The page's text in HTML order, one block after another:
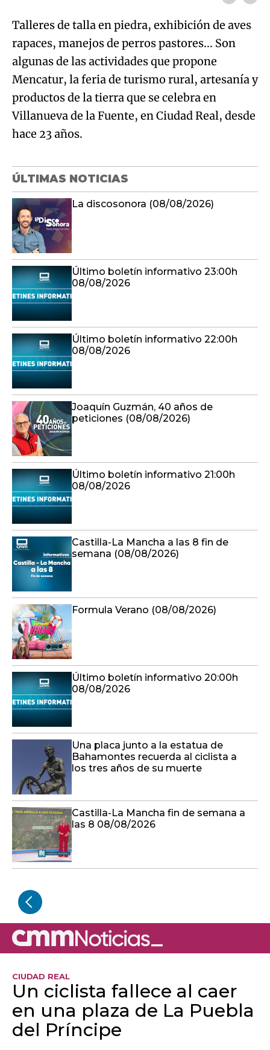
Talleres de talla en piedra, exhibición de aves
rapaces, manejos de perros pastores... Son
algunas de las actividades que propone
Mencatur, la feria de turismo rural, artesanía y
productos de la tierra que se celebra en
Villanueva de la Fuente, en Ciudad Real, desde
hace 23 años.
ÚLTIMAS NOTICIAS
La discosonora (08/08/2026)
Último boletín informativo 23:00h
08/08/2026
Último boletín informativo 22:00h
08/08/2026
Joaquín Guzmán, 40 años de
peticiones (08/08/2026)
Último boletín informativo 21:00h
08/08/2026
Castilla-La Mancha a las 8 fin de
semana (08/08/2026)
Formula Verano (08/08/2026)
Último boletín informativo 20:00h
08/08/2026
Una placa junto a la estatua de
Bahamontes recuerda al ciclista a
los tres años de su muerte
Castilla-La Mancha fin de semana a
las 8 08/08/2026
CIUDAD REAL
Un ciclista fallece al caer
en una plaza de La Puebla
del Príncipe